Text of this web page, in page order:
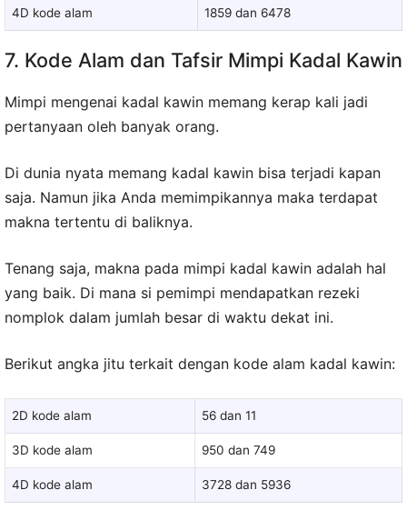
4D kode alam 1859 dan 6478
7. Kode Alam dan Tafsir Mimpi Kadal Kawin
Mimpi mengenai kadal kawin memang kerap kali jadi
pertanyaan oleh banyak orang.
Di dunia nyata memang kadal kawin bisa terjadi kapan
saja. Namun jika Anda memimpikannya maka terdapat
makna tertentu di baliknya.
Tenang saja, makna pada mimpi kadal kawin adalah hal
yang baik. Di mana si pemimpi mendapatkan rezeki
nomplok dalam jumlah besar di waktu dekat ini.
Berikut angka jitu terkait dengan kode alam kadal kawin:
2D kode alam 56 dan 11
3D kode alam 950 dan 749
4D kode alam 3728 dan 5936